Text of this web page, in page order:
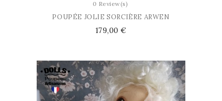
0 Review(s)
POUPÉE JOLIE SORCIÈRE ARWEN
Prix
179,00 €